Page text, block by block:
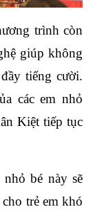
trình còn
giúp không
tiếng cười.
các em nhỏ
Kiệt tiếp tục
bé này sẽ
trẻ em khó